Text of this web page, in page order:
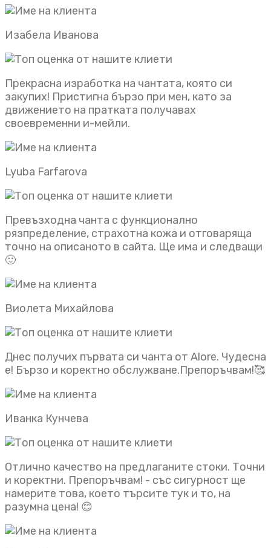
Изабела Иванова
Прекрасна изработка на чантата, която си
закупих! Пристигна бързо при мен, като за
движението на пратката получавах
своевременни и-мейли.
Lyuba Farfarova
Превъзходна чанта с функционално
рязпределение, страхотна кожа и отговаряща
точно на описаното в сайта. Ще има и следващи
🙂
Виолета Михайлова
Днес получих първата си чанта от Alore. Чудесна
е! Бързо и коректно обслужване.Препоръчвам!🥰
Иванка Кунчева
Отлично качество на предлаганите стоки. Точни
и коректни. Препоръчвам! - със сигурност ще
намерите това, което търсите тук и то, на
разумна цена! 😊